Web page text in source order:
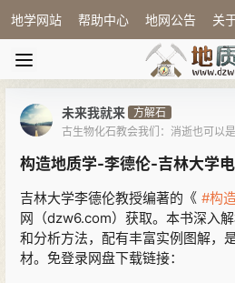
地学网站 帮助中心 地网公告 关
未来我就来 方解石
古生物化石教会我们：消逝也可以
构造地质学-李德伦-吉林大学
吉林大学李德伦教授编著的《 #构
网（dzw6.com）获取。本书深入
和分析方法，配有丰富实例图解，
材。免登录网盘下载链接：